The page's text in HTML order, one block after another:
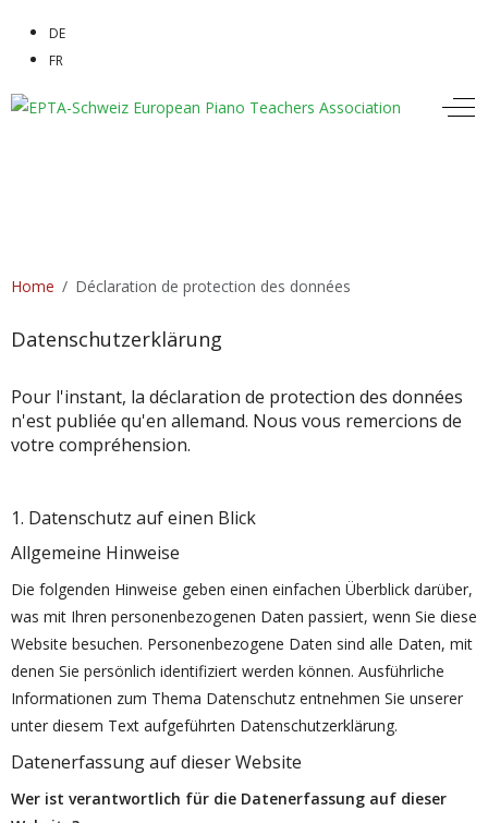
Sélectionnez votre langue
DE
FR
Off-
Home Déclaration de protection des données
Datenschutzerklärung
Pour l'instant, la déclaration de protection des données
n'est publiée qu'en allemand. Nous vous remercions de
votre compréhension.
1. Datenschutz auf einen Blick
Allgemeine Hinweise
Die folgenden Hinweise geben einen einfachen Überblick darüber,
was mit Ihren personenbezogenen Daten passiert, wenn Sie diese
Website besuchen. Personenbezogene Daten sind alle Daten, mit
denen Sie persönlich identifiziert werden können. Ausführliche
Informationen zum Thema Datenschutz entnehmen Sie unserer
unter diesem Text aufgeführten Datenschutzerklärung.
Datenerfassung auf dieser Website
Wer ist verantwortlich für die Datenerfassung auf dieser